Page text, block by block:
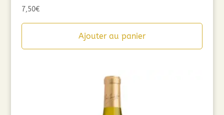
7,50€
Ajouter au panier